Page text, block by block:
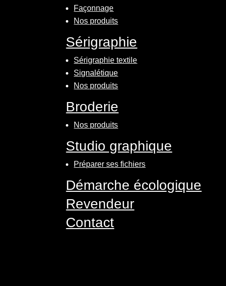
Façonnage
Nos produits
Sérigraphie
Sérigraphie textile
Signalétique
Nos produits
Broderie
Nos produits
Studio graphique
Préparer ses fichiers
Démarche écologique
Revendeur
Contact